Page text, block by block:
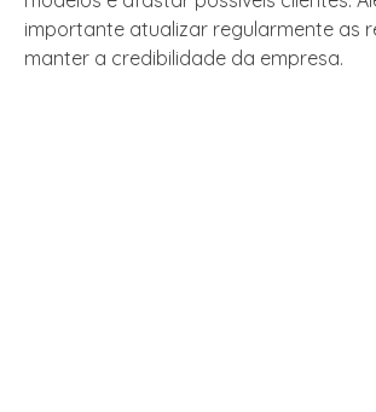
importante atualizar regularmente as
manter a credibilidade da empresa.